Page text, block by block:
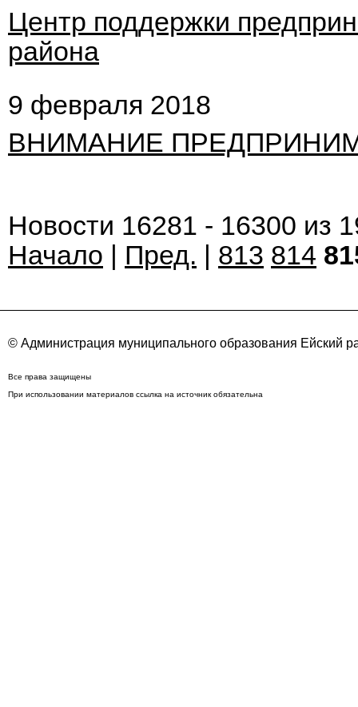
Центр поддержки
района
9 февраля 2018
ВНИМАНИЕ
Новости 16281 - 16300 из
Начало | Пред. | 813 814
© Администрация муниципального образования Ейский
Все права защищены
При использовании материалов ссылка на источник обязательна